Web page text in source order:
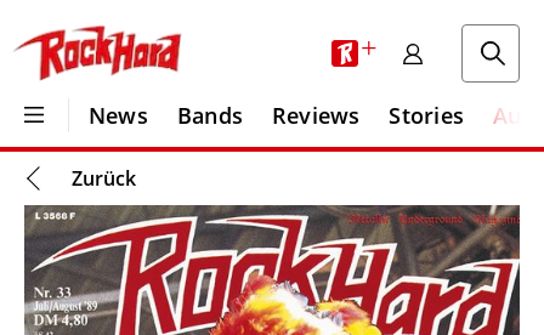
+
News Bands Reviews Stories
Zurück